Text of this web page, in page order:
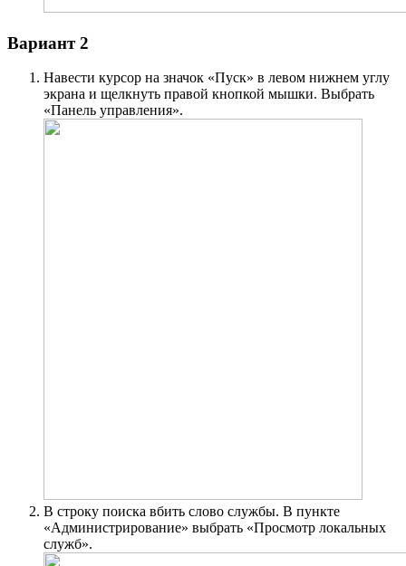
Вариант 2
Навести курсор на значок «Пуск» в левом нижнем углу
экрана и щелкнуть правой кнопкой мышки. Выбрать
«Панель управления».
В строку поиска вбить слово службы. В пункте
«Администрирование» выбрать «Просмотр локальных
служб».